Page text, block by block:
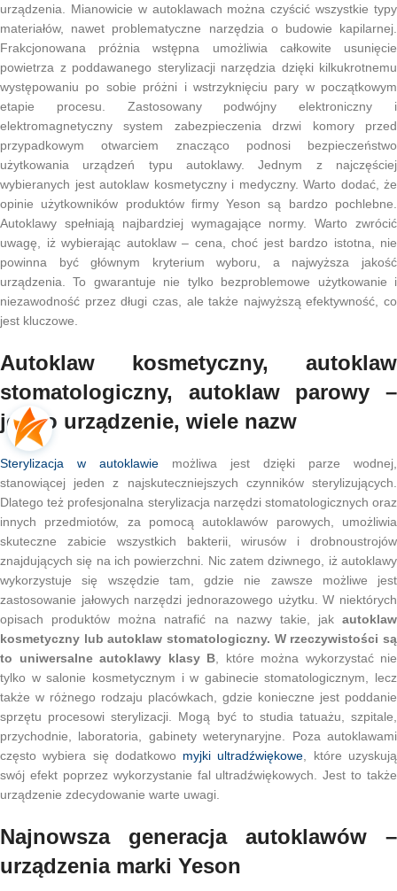
urządzenia. Mianowicie w autoklawach można czyścić wszystkie typy
materiałów, nawet problematyczne narzędzia o budowie kapilarnej.
Frakcjonowana próżnia wstępna umożliwia całkowite usunięcie
powietrza z poddawanego sterylizacji narzędzia dzięki kilkukrotnemu
występowaniu po sobie próżni i wstrzyknięciu pary w początkowym
etapie procesu. Zastosowany podwójny elektroniczny i
elektromagnetyczny system zabezpieczenia drzwi komory przed
przypadkowym otwarciem znacząco podnosi bezpieczeństwo
użytkowania urządzeń typu autoklawy. Jednym z najczęściej
wybieranych jest autoklaw kosmetyczny i medyczny. Warto dodać, że
opinie użytkowników produktów firmy Yeson są bardzo pochlebne.
Autoklawy spełniają najbardziej wymagające normy. Warto zwrócić
uwagę, iż wybierając autoklaw – cena, choć jest bardzo istotna, nie
powinna być głównym kryterium wyboru, a najwyższa jakość
urządzenia. To gwarantuje nie tylko bezproblemowe użytkowanie i
niezawodność przez długi czas, ale także najwyższą efektywność, co
jest kluczowe.
Autoklaw kosmetyczny, autoklaw
stomatologiczny, autoklaw parowy –
jedno urządzenie, wiele nazw
Sterylizacja w autoklawie możliwa jest dzięki parze wodnej,
stanowiącej jeden z najskuteczniejszych czynników sterylizujących.
Dlatego też profesjonalna sterylizacja narzędzi stomatologicznych oraz
innych przedmiotów, za pomocą autoklawów parowych, umożliwia
skuteczne zabicie wszystkich bakterii, wirusów i drobnoustrojów
znajdujących się na ich powierzchni. Nic zatem dziwnego, iż autoklawy
wykorzystuje się wszędzie tam, gdzie nie zawsze możliwe jest
zastosowanie jałowych narzędzi jednorazowego użytku. W niektórych
opisach produktów można natrafić na nazwy takie, jak autoklaw
kosmetyczny lub autoklaw stomatologiczny. W rzeczywistości są
to uniwersalne autoklawy klasy B , które można wykorzystać nie
tylko w salonie kosmetycznym i w gabinecie stomatologicznym, lecz
także w różnego rodzaju placówkach, gdzie konieczne jest poddanie
sprzętu procesowi sterylizacji. Mogą być to studia tatuażu, szpitale,
przychodnie, laboratoria, gabinety weterynaryjne. Poza autoklawami
często wybiera się dodatkowo myjki ultradźwiękowe , które uzyskują
swój efekt poprzez wykorzystanie fal ultradźwiękowych. Jest to także
urządzenie zdecydowanie warte uwagi.
Najnowsza generacja autoklawów –
urządzenia marki Yeson